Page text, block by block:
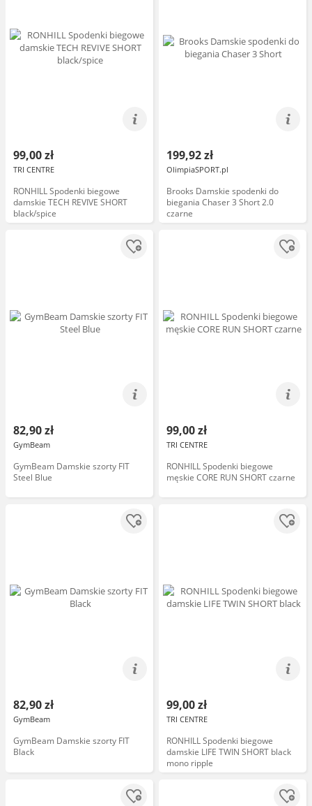
99,00 zł
TRI CENTRE
RONHILL Spodenki biegowe
damskie TECH REVIVE SHORT
black/spice
199,92 zł
OlimpiaSPORT.pl
Brooks Damskie spodenki do
biegania Chaser 3 Short 2.0
czarne
82,90 zł
GymBeam
GymBeam Damskie szorty FIT
Steel Blue
99,00 zł
TRI CENTRE
RONHILL Spodenki biegowe
męskie CORE RUN SHORT czarne
82,90 zł
GymBeam
GymBeam Damskie szorty FIT
Black
99,00 zł
TRI CENTRE
RONHILL Spodenki biegowe
damskie LIFE TWIN SHORT black
mono ripple